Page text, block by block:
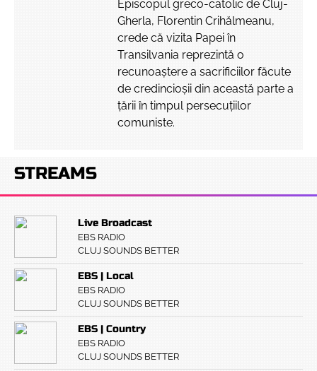
Episcopul greco-catolic de Cluj-
Gherla, Florentin Crihălmeanu,
crede că vizita Papei în
Transilvania reprezintă o
recunoaștere a sacrificiilor făcute
de credincioșii din această parte a
țării în timpul persecuțiilor
comuniste.
STREAMS
Live Broadcast
EBS RADIO
CLUJ SOUNDS BETTER
EBS | Local
EBS RADIO
CLUJ SOUNDS BETTER
EBS | Country
EBS RADIO
CLUJ SOUNDS BETTER